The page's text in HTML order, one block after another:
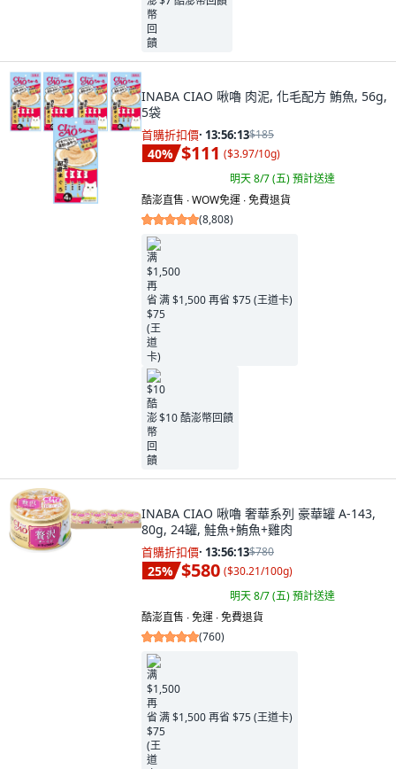
INABA CIAO 啾嚕 肉泥, 化毛配方 鮪魚, 56g,
5袋
首購折扣價· 13:56:11$185
40% $111 ($3.97/10g)
明天 8/7 (五)預計送達
酷澎直售 ∙ WOW免運 ∙ 免費退貨
(8,808)
满 $1,500 再省 $75 (王道卡)
$10 酷澎幣回饋
INABA CIAO 啾嚕 奢華系列 豪華罐 A-143,
80g, 24罐, 鮭魚+鮪魚+雞肉
首購折扣價· 13:56:11$780
25% $580 ($30.21/100g)
明天 8/7 (五)預計送達
酷澎直售 ∙ 免運 ∙ 免費退貨
(760)
满 $1,500 再省 $75 (王道卡)